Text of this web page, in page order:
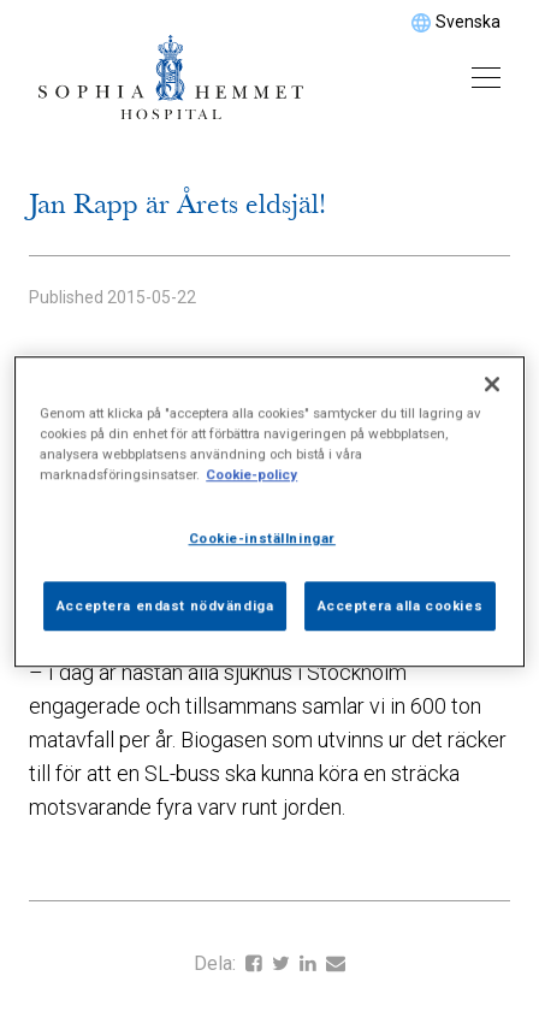
Svenska
Jan Rapp är Årets eldsjäl!
Published 2015-05-22
uppmärksammat på det här sättet, säger en glad
och stolt Jan Rapp, som förutom att vara konsult
inom matavfallssortering är gynekolog på UltraGyn
Stockholms sjukhus att samla in matavfall sedan blir
till biogas.
– I dag är nästan alla sjukhus i Stockholm
engagerade och tillsammans samlar vi in 600 ton
matavfall per år. Biogasen som utvinns ur det räcker
till för att en SL-buss ska kunna köra en sträcka
motsvarande fyra varv runt jorden.
Dela:
Genom att klicka på "acceptera alla cookies" samtycker du till lagring av
cookies på din enhet för att förbättra navigeringen på webbplatsen,
analysera webbplatsens användning och bistå i våra
marknadsföringsinsatser. Cookie-policy
Cookie-inställningar
Acceptera endast nödvändiga Acceptera alla cookies